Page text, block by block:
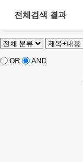
전체검색 결과
OR AND